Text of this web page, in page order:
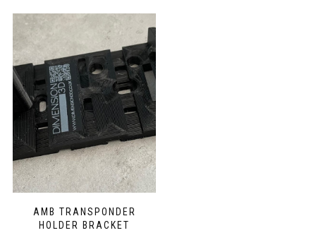
AMB TRANSPONDER
HOLDER BRACKET